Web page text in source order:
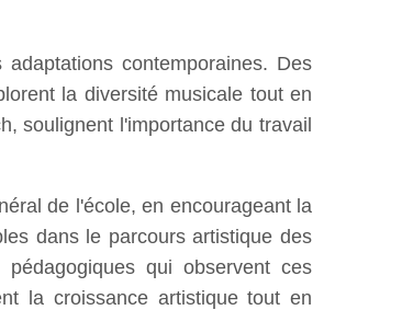
contemporaines. Des
la diversité musicale tout en
soulignent l'importance du travail
de l'école, en encourageant la
dans le parcours artistique des
qui observent ces
la croissance artistique tout en